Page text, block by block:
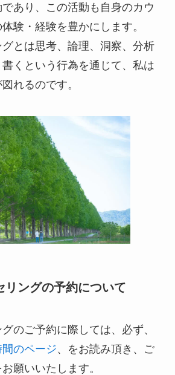
あり、この活動も自身のカウ
験・経験を豊かにします。
とは思考、論理、洞察、分析
くという行為を通じて、私は
れるのです。
リングの予約について
のご予約に際しては、必ず、
のページ、をお読み頂き、ご
願いいたします。